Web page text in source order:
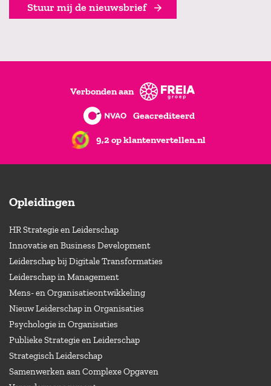
Stuur mij de nieuwsbrief
Verbonden aan
Geacrediteerd
9,2 op klantenvertellen.nl
Opleidingen
HR Strategie en Leiderschap
Innovatie en Business Development
Leiderschap bij Digitale Transformaties
Leiderschap in Management
Mens- en Organisatieontwikkeling
Nieuw Leiderschap in Organisaties
Psychologie in Organisaties
Publieke Strategie en Leiderschap
Strategisch Leiderschap
Samenwerken aan Complexe Opgaven